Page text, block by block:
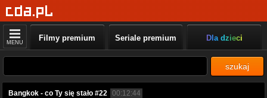
MENU Filmy premium Seriale premium Dla dzieci
szukaj
Bangkok - co Ty się stało #22 00:12:44